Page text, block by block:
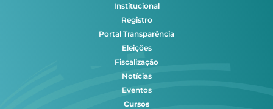
Institucional
Registro
Portal Transparência
Eleições
Fiscalização
Notícias
Eventos
Cursos